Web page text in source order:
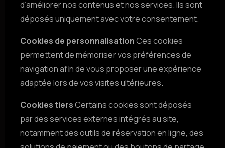
d’améliorer nos contenus et nos services. Ils sont
déposés uniquement avec votre consentement.
Cookies de personnalisationCes cookies
permettent de mémoriser vos préférences de
navigation afin de vous proposer une expérience
adaptée lors de vos visites ultérieures.
Cookies tiersCertains cookies sont déposés
par des services externes intégrés au site,
notamment des outils de réservation en ligne, des